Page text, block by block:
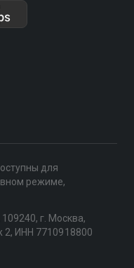
для
режиме,
г. Москва,
2, ИНН 7710918800